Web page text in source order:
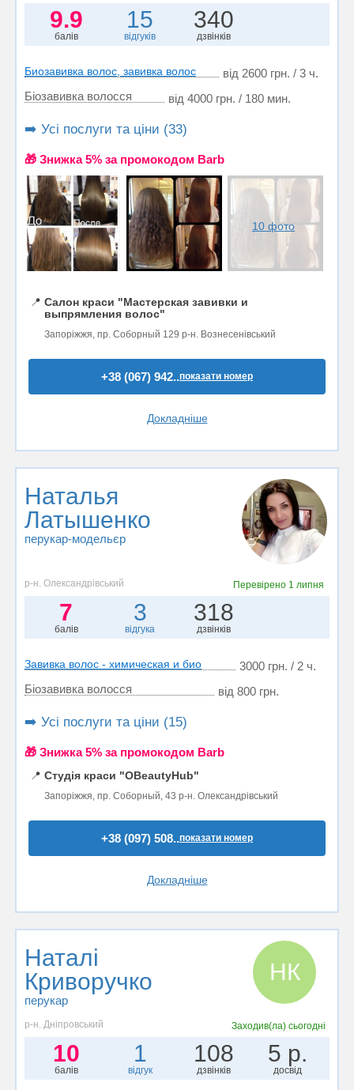
9.9
балів
15
відгуків
340
дзвінків
Биозавивка волос, завивка волос
від 2600 грн. / 3 ч.
Біозавивка волосся
від 4000 грн. / 180 мин.
➡️ Усі послуги та ціни (33)
🎁 Знижка 5% за промокодом Barb
10 фото
📍 Салон краси "Мастерская завивки и
выпрямления волос"
Запоріжжя, пр. Соборный 129 р-н. Вознесенівський
+38 (067) 942..показати номер
Докладніше
Наталья
Латышенко
перукар-модельєр
р-н. Олександрівський Перевірено 1 липня
7
балів
3
відгука
318
дзвінків
Завивка волос - химическая и био
3000 грн. / 2 ч.
Біозавивка волосся
від 800 грн.
➡️ Усі послуги та ціни (15)
🎁 Знижка 5% за промокодом Barb
📍 Студія краси "ОBeautyHub"
Запоріжжя, пр. Соборный, 43 р-н. Олександрівський
+38 (097) 508..показати номер
Докладніше
Наталі
Криворучко
перукар
НК
р-н. Дніпровський Заходив(ла)сьогодні
10
балів
1
відгук
108
дзвінків
5 р.
досвід